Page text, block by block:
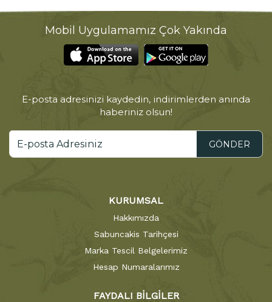
Mobil Uygulamamız Çok Yakında
E-posta adresinizi kaydedin, indirimlerden anında
haberiniz olsun!
GÖNDER
KURUMSAL
Hakkımızda
Sabuncakis Tarihçesi
Marka Tescil Belgelerimiz
Hesap Numaralarımız
FAYDALI BİLGİLER